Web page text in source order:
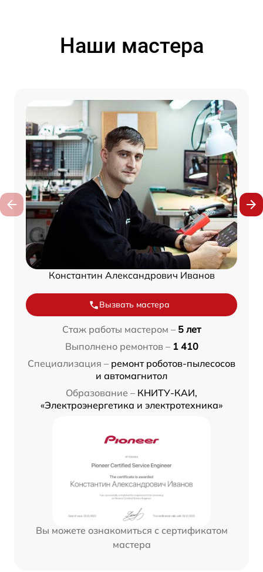
Наши мастера
Константин Александрович Иванов
Вызвать мастера
Стаж работы мастером – 5 лет
Выполнено ремонтов – 1 410
Специализация – ремонт роботов-пылесосов
и автомагнитол
Образование – КНИТУ-КАИ,
«Электроэнергетика и электротехника»
Вы можете ознакомиться с сертификатом
мастера